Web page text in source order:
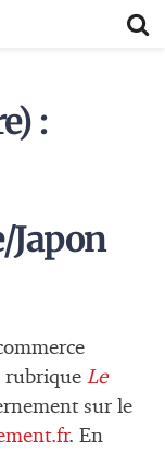
:
Japon
Le
sur le
. En